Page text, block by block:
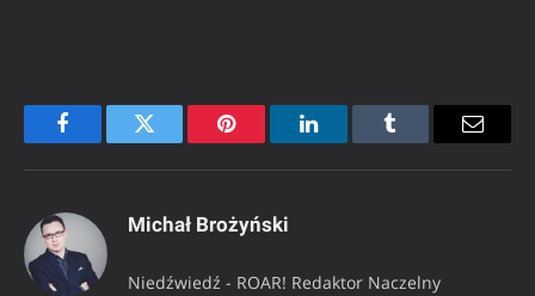
FacebookTwitter Pinterest LinkedInTumblr Email
Michał Brożyński
Niedźwiedź - ROAR! Redaktor Naczelny